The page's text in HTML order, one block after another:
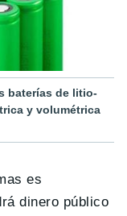
baterías de litio-
y volumétrica
es
dinero público